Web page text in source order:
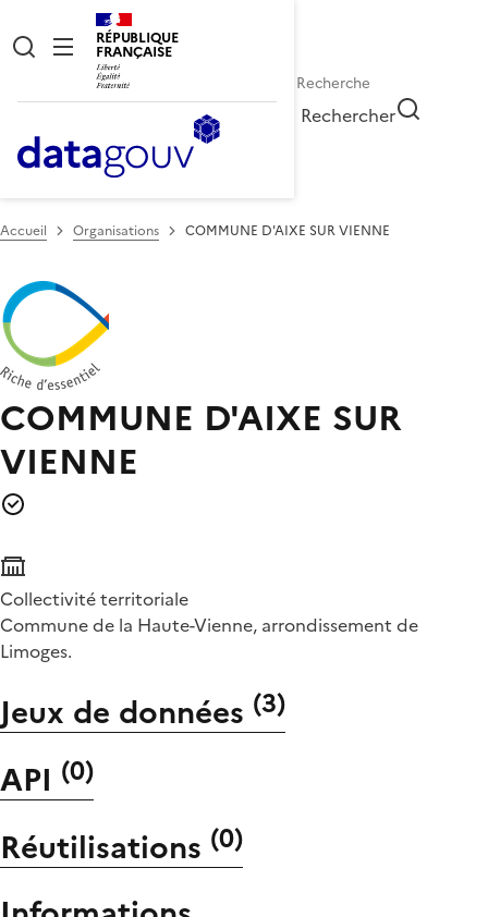
RÉPUBLIQUE
FRANÇAISE
Rechercher
Accueil Organisations COMMUNE D'AIXE SUR VIENNE
COMMUNE D'AIXE SUR
VIENNE
Collectivité territoriale
Commune de la Haute-Vienne, arrondissement de
Limoges.
Jeux de données (3)
API (0)
Réutilisations (0)